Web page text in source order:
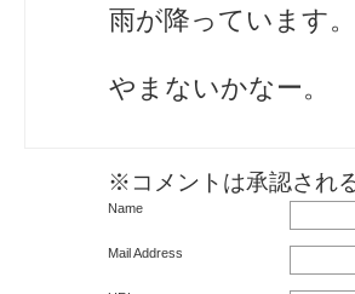
雨が降っています。
やまないかなー。
※コメントは承認され
Name
Mail Address